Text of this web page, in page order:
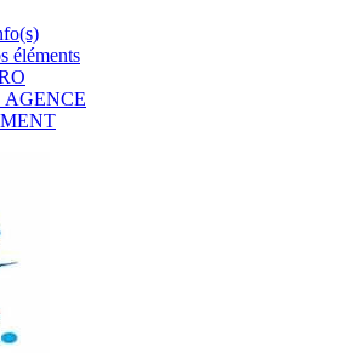
éléments